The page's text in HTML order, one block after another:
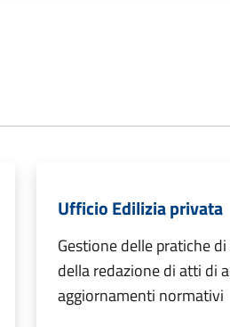
Ufficio Edilizia privata
Gestione delle pratiche
della redazione di atti di
aggiornamenti normativi